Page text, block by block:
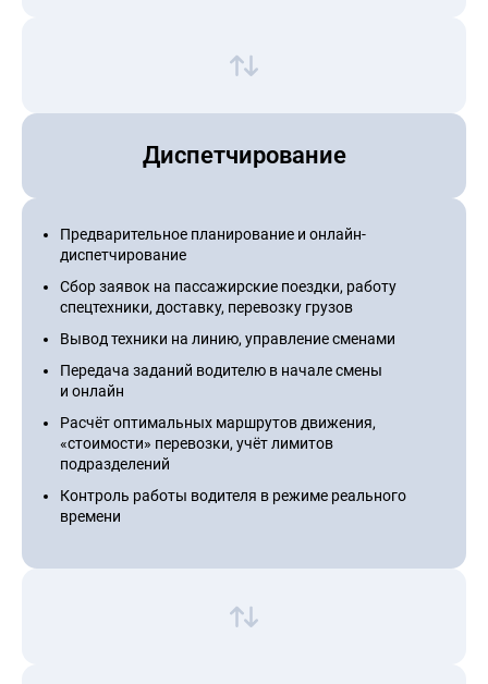
Диспетчирование
Предварительное планирование и онлайн-
диспетчирование
Сбор заявок на пассажирские поездки, работу
спецтехники, доставку, перевозку грузов
Вывод техники на линию, управление сменами
Передача заданий водителю в начале смены
и онлайн
Расчёт оптимальных маршрутов движения,
«стоимости» перевозки, учёт лимитов
подразделений
Контроль работы водителя в режиме реального
времени